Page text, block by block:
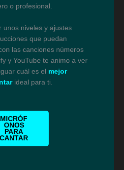
o profesional.
unos niveles y ajustes
que puedan
las canciones números
y YouTube te animo a ver
cuál es el mejor
ideal para ti.
MICRÓF
ONOS
PARA
CANTAR